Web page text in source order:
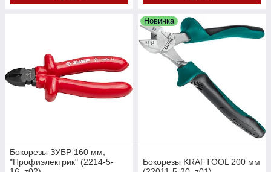
Бокорезы ЗУБР 160 мм,
"Профиэлектрик" (2214-5-
Новинка
Бокорезы KRAFTOOL 200 мм